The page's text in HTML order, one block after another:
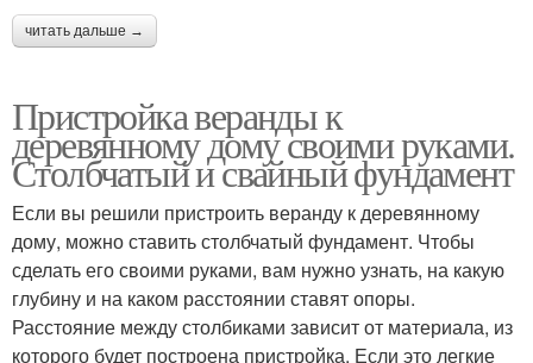
читать дальше →
Пристройка веранды к
деревянному дому своими руками.
Столбчатый и свайный фундамент
Если вы решили пристроить веранду к деревянному
дому, можно ставить столбчатый фундамент. Чтобы
сделать его своими руками, вам нужно узнать, на какую
глубину и на каком расстоянии ставят опоры.
Расстояние между столбиками зависит от материала, из
которого будет построена пристройка. Если это легкие